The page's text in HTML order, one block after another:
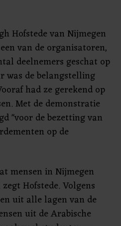
Hofstede van Nijmegen
van de organisatoren,
deelnemers geschat op
was de belangstelling
had ze gerekend op
Met de demonstratie
"voor de bezetting van
op de
mensen in Nijmegen
Hofstede. Volgens
uit alle lagen van de
uit de Arabische